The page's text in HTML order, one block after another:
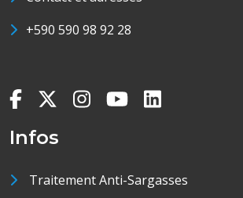
+590 590 98 92 28
Infos
Traitement Anti-Sargasses